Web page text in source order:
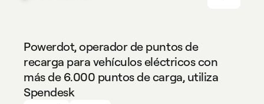
Powerdot, operador de puntos de
recarga para vehículos eléctricos con
más de 6.000 puntos de carga, utiliza
Spendesk
Francisco Gastão Maya